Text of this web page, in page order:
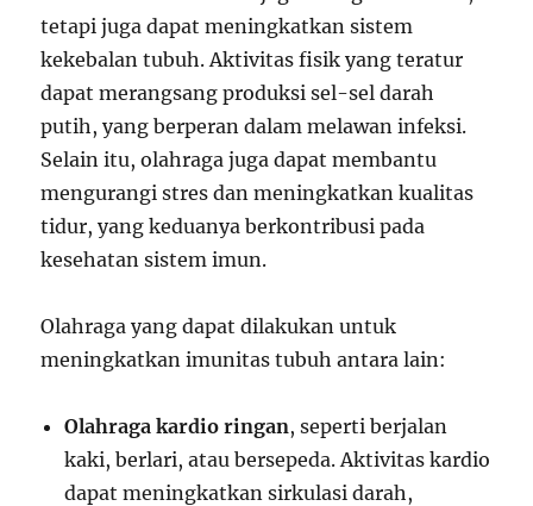
tetapi juga dapat meningkatkan sistem
kekebalan tubuh. Aktivitas fisik yang teratur
dapat merangsang produksi sel-sel darah
putih, yang berperan dalam melawan infeksi.
Selain itu, olahraga juga dapat membantu
mengurangi stres dan meningkatkan kualitas
tidur, yang keduanya berkontribusi pada
kesehatan sistem imun.
Olahraga yang dapat dilakukan untuk
meningkatkan imunitas tubuh antara lain:
Olahraga kardio ringan, seperti berjalan
kaki, berlari, atau bersepeda. Aktivitas kardio
dapat meningkatkan sirkulasi darah,